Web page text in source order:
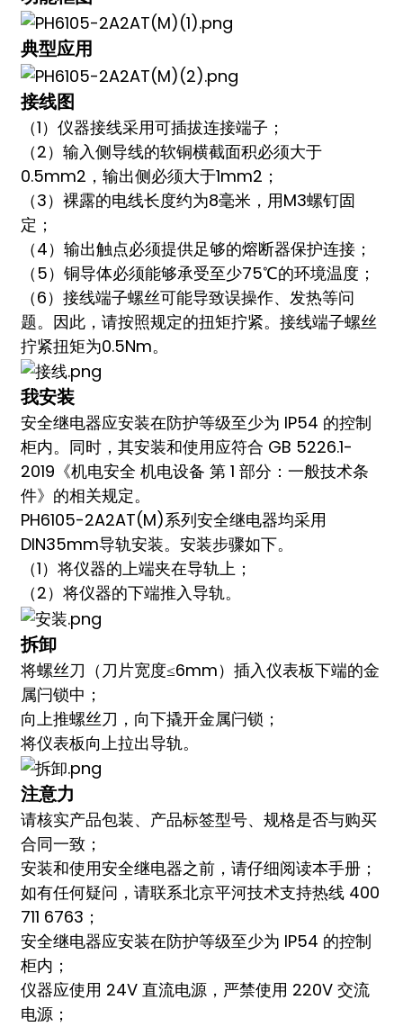
典型应用
接线图
（1）仪器接线采用可插拔连接端子；
（2）输入侧导线的软铜横截面积必须大于
0.5mm2，输出侧必须大于1mm2；
（3）裸露的电线长度约为8毫米，用M3螺钉固
定；
（4）输出触点必须提供足够的熔断器保护连接；
（5）铜导体必须能够承受至少75℃的环境温度；
（6）接线端子螺丝可能导致误操作、发热等问
题。因此，请按照规定的扭矩拧紧。接线端子螺丝
拧紧扭矩为0.5Nm。
我安装
安全继电器应安装在防护等级至少为 IP54 的控制
柜内。同时，其安装和使用应符合 GB 5226.1-
2019《机电安全 机电设备 第 1 部分：一般技术条
件》的相关规定。
PH6105-2A2AT(M)系列安全继电器均采用
DIN35mm导轨安装。安装步骤如下。
（1）将仪器的上端夹在导轨上；
（2）将仪器的下端推入导轨。
拆卸
将螺丝刀（刀片宽度≤6mm）插入仪表板下端的金
属闩锁中；
向上推螺丝刀，向下撬开金属闩锁；
将仪表板向上拉出导轨。
注意力
请核实产品包装、产品标签型号、规格是否与购买
合同一致；
安装和使用安全继电器之前，请仔细阅读本手册；
如有任何疑问，请联系北京平河技术支持热线 400
711 6763；
安全继电器应安装在防护等级至少为 IP54 的控制
柜内；
仪器应使用 24V 直流电源，严禁使用 220V 交流
电源；